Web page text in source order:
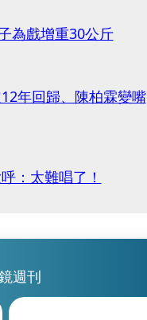
為戲增重30公斤
年回歸、陳柏霖變嘴
：太難唱了！
週刊